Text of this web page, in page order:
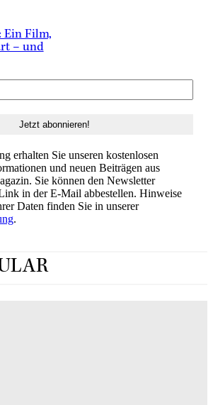
Ein Film,
– und
erhalten Sie unseren kostenlosen
und neuen Beiträgen aus
Sie können den Newsletter
in der E-Mail abbestellen. Hinweise
Daten finden Sie in unserer
.